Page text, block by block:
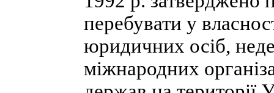
перебувати у
юридичних осіб,
міжнародних